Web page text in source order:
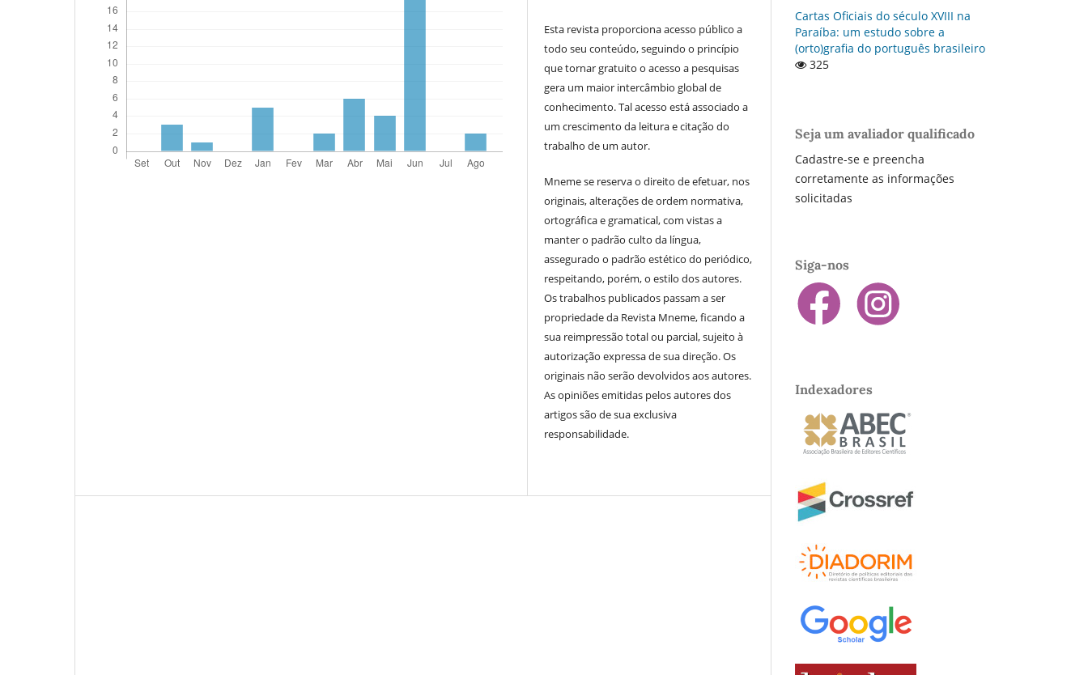
Esta revista proporciona acesso público a
todo seu conteúdo, seguindo o princípio
que tornar gratuito o acesso a pesquisas
gera um maior intercâmbio global de
conhecimento. Tal acesso está associado a
um crescimento da leitura e citação do
trabalho de um autor.
Mneme se reserva o direito de efetuar, nos
originais, alterações de ordem normativa,
ortográfica e gramatical, com vistas a
manter o padrão culto da língua,
assegurado o padrão estético do periódico,
respeitando, porém, o estilo dos autores.
Os trabalhos publicados passam a ser
propriedade da Revista Mneme, ficando a
sua reimpressão total ou parcial, sujeito à
autorização expressa de sua direção. Os
originais não serão devolvidos aos autores.
As opiniões emitidas pelos autores dos
artigos são de sua exclusiva
responsabilidade.
Cartas Oficiais do século XVIII na
Paraí­ba: um estudo sobre a
(orto)grafia do português brasileiro
325
Seja um avaliador qualificado
Cadastre-se e preencha
corretamente as informações
solicitadas
Siga-nos
Indexadores